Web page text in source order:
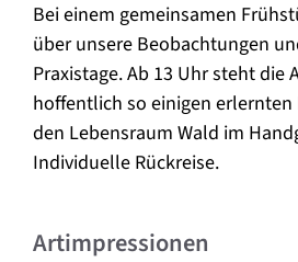
Bei einem gemeinsamen
über unsere Beobachtungen
Praxistage. Ab 13 Uhr steht die
hoffentlich so einigen
den Lebensraum Wald im
Individuelle Rückreise.
Artimpressionen